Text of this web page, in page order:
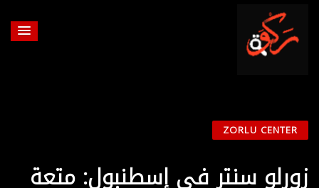
ZORLU CENTER
زورلو سنتر في إسطنبول: متعة